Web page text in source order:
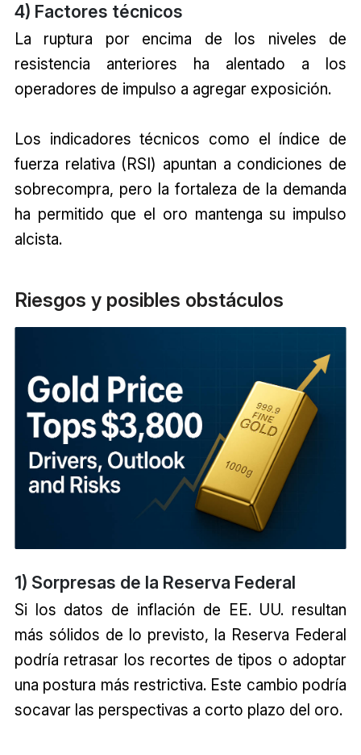
4) Factores técnicos
La ruptura por encima de los niveles de
resistencia anteriores ha alentado a los
operadores de impulso a agregar exposición.
Los indicadores técnicos como el índice de
fuerza relativa (RSI) apuntan a condiciones de
sobrecompra, pero la fortaleza de la demanda
ha permitido que el oro mantenga su impulso
alcista.
Riesgos y posibles obstáculos
1) Sorpresas de la Reserva Federal
Si los datos de inflación de EE. UU. resultan
más sólidos de lo previsto, la Reserva Federal
podría retrasar los recortes de tipos o adoptar
una postura más restrictiva. Este cambio podría
socavar las perspectivas a corto plazo del oro.